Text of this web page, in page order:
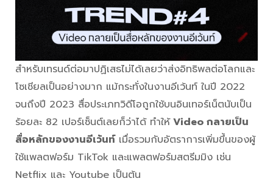
สำหรับเทรนด์ต่อมาปฏิเสธไม่ได้เลยว่าส่งอิทธิพลต่อโลกและ
โซเชียลเป็นอย่างมาก แม้กระทั่งในงานอีเว้นท์ ในปี 2022
จนถึงปี 2023 สื่อประเภทวิดีโอถูกใช้บนอินเทอร์เน็ตนับเป็น
ร้อยละ 82 เปอร์เซ็นต์เลยก็ว่าได้ ทำให้Video กลายเป็น
สื่อหลักของงานอีเว้นท์เมื่อรวมกับอัตราการเพิ่มขึ้นของผู้
ใช้แพลตฟอร์ม TikTok และแพลตฟอร์มสตรีมมิง เช่น
Netflix และ Youtube เป็นต้น